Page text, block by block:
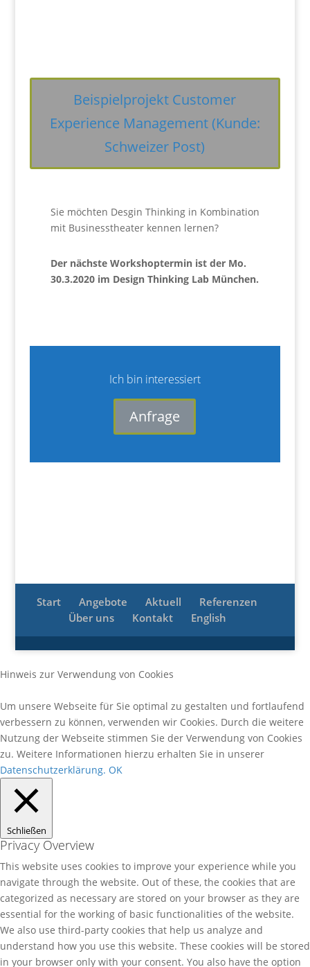
Beispielprojekt Customer
Experience Management (Kunde:
Schweizer Post)
Sie möchten Desgin Thinking in Kombination
mit Businesstheater kennen lernen?
Der nächste Workshoptermin ist der Mo.
30.3.2020 im Design Thinking Lab München.
Ich bin interessiert
Anfrage
Start Angebote Aktuell
Referenzen
Über uns
Kontakt English
Hinweis zur Verwendung von Cookies
Um unsere Webseite für Sie optimal zu gestalten und fortlaufend
verbessern zu können, verwenden wir Cookies. Durch die weitere
Nutzung der Webseite stimmen Sie der Verwendung von Cookies
zu. Weitere Informationen hierzu erhalten Sie in unserer
Datenschutzerklärung. OK
Schließen
Privacy Overview
This website uses cookies to improve your experience while you
navigate through the website. Out of these, the cookies that are
categorized as necessary are stored on your browser as they are
essential for the working of basic functionalities of the website.
We also use third-party cookies that help us analyze and
understand how you use this website. These cookies will be stored
in your browser only with your consent. You also have the option